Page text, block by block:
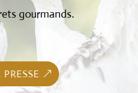
gourmands.